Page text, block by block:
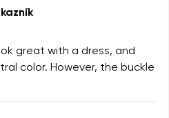
great with a dress, and
color. However, the buckle